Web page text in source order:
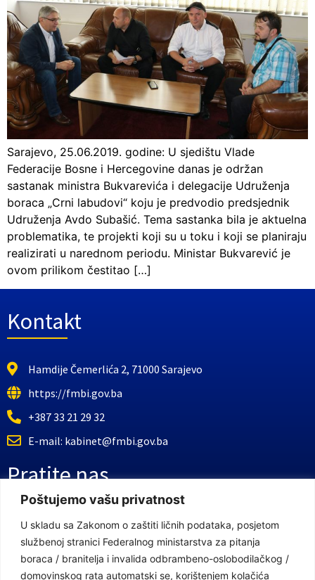
Poštujemo vašu privatnost
U skladu sa Zakonom o zaštiti ličnih podataka, posjetom
službenoj stranici Federalnog ministarstva za pitanja
boraca / branitelja i invalida odbrambeno-oslobodilačkog /
domovinskog rata automatski se, korištenjem kolačića
Sarajevo, 25.06.2019. godine: U sjedištu Vlade
Federacije Bosne i Hercegovine danas je održan
sastanak ministra Bukvarevića i delegacije Udruženja
boraca „Crni labudovi“ koju je predvodio predsjednik
Udruženja Avdo Subašić. Tema sastanka bila je aktuelna
problematika, te projekti koji su u toku i koji se planiraju
realizirati u narednom periodu. Ministar Bukvarević je
ovom prilikom čestitao […]
Kontakt
Hamdije Čemerlića 2, 71000 Sarajevo
https://fmbi.gov.ba
+387 33 21 29 32
E-mail: kabinet@fmbi.gov.ba
Pratite nas
Facebook Stranica
Youtube Kanal